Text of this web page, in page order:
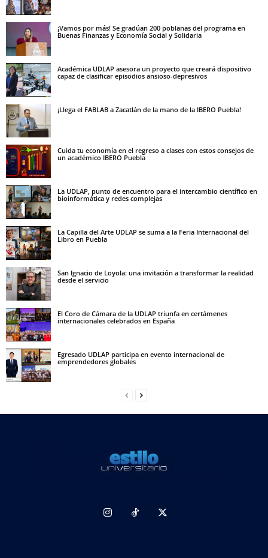
¡Vamos por más! Se gradúan 200 poblanas del programa en
Buenas Finanzas y Economía Social y Solidaria
Académica UDLAP asesora un proyecto que creará dispositivo
capaz de clasificar episodios ansioso-depresivos
¡Llega el FABLAB a Zacatlán de la mano de la IBERO Puebla!
Cuida tu economía en el regreso a clases con estos consejos de
un académico IBERO Puebla
La UDLAP, punto de encuentro para el intercambio científico en
bioinformática y redes complejas
La Capilla del Arte UDLAP se suma a la Feria Internacional del
Libro en Puebla
San Ignacio de Loyola: una invitación a transformar la realidad
desde el servicio
El Coro de Cámara de la UDLAP triunfa en certámenes
internacionales celebrados en España
Egresado UDLAP participa en evento internacional de
emprendedores globales